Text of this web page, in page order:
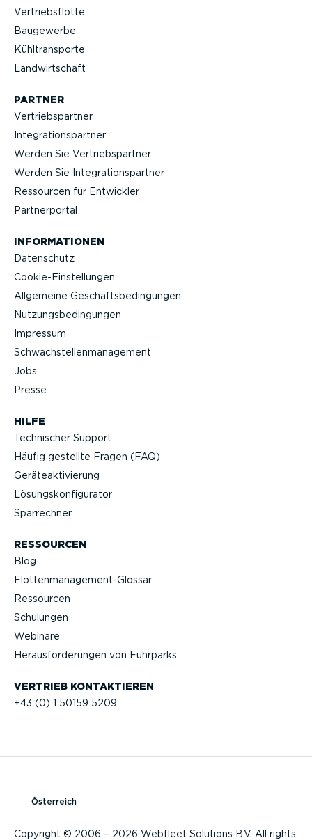
Vertriebs­flotte
Baugewerbe
Kühltrans­porte
Landwirt­schaft
VERTRIEB KONTAK­TIEREN
+43 (0) 1 50159 5209
HILFE
Technischer Support
Häufig gestellte Fragen (FAQ)
Geräteak­ti­vierung
Lösungs­kon­fi­gu­rator
Sparrechner
RESSOURCEN
Blog
Flotten­management-Glossar
Ressourcen
Schulungen
Webinare
Heraus­for­de­rungen von Fuhrparks
PARTNER
Vertriebs­partner
Integra­ti­ons­partner
Werden Sie Vertriebs­partner
Werden Sie Integra­ti­ons­partner
Ressourcen für Entwickler
Partner­portal
INFOR­MA­TIONEN
Datenschutz
Cookie-Ein­stel­lungen
Allgemeine Geschäfts­be­din­gungen
Nutzungs­be­din­gungen
Impressum
Schwach­stel­len­ma­nagement
Jobs
Presse
Copyright © 2006 – 2026 Webfleet Solutions B.V. All rights
Österreich